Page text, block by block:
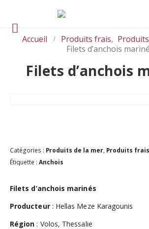
Accueil Produits frais,
Filets d’anchois
Filets d’anchois
Catégories : Produits de la mer, Produits frais
Étiquette : Anchois
Filets d’anchois marinés
Producteur: Hellas Meze Karagounis
Région : Volos, Thessalie